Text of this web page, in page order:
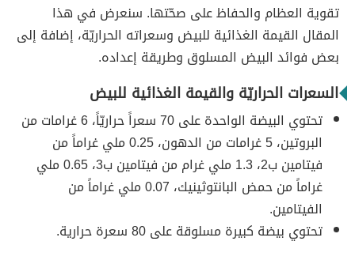
تقوية العظام والحفاظ على صحّتها. سنعرض في هذا
المقال القيمة الغذائية للبيض وسعراته الحراريّة، إضافة إلى
بعض فوائد البيض المسلوق وطريقة إعداده.
السعرات الحراريّة والقيمة الغذائية للبيض
تحتوي البيضة الواحدة على 70 سعراً حراريّاً، 6 غرامات من
البروتين، 5 غرامات من الدهون، 0.25 ملي غراماً من
فيتامين ب2، 1.3 ملي غرام من فيتامين ب3، 0.65 ملي
غراماً من حمض البانتوثينيك، 0.07 ملي غراماً من
الفيتامين.
تحتوي بيضة كبيرة مسلوقة على 80 سعرة حرارية.